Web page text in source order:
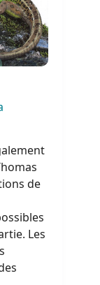
de
Les